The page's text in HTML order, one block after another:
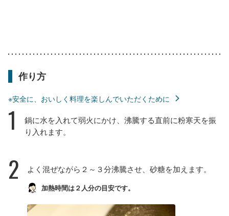
作り方
※安全に、おいしく料理を楽しんでいただくために
1
鍋に水を入れて弱火にかけ、沸騰する直前に粉寒天を振
り入れます。
2 よく混ぜながら２～３分沸騰させ、砂糖を加えます。
加熱時間は２人分の目安です。